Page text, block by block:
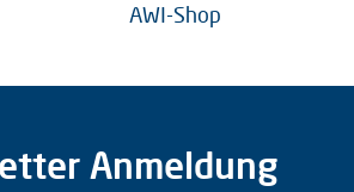
AWI-Shop
Anmeldung